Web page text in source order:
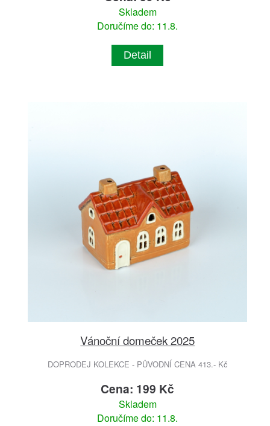
Skladem
Doručíme do: 11.8.
Detail
Vánoční domeček 2025
DOPRODEJ KOLEKCE - PŮVODNÍ CENA 413.- Kč
Cena: 199 Kč
Skladem
Doručíme do: 11.8.